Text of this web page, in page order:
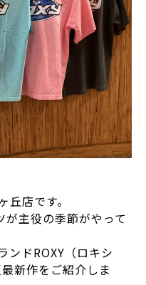
店です。
主役の季節がやって
ンドROXY（ロキシ
新作をご紹介しま